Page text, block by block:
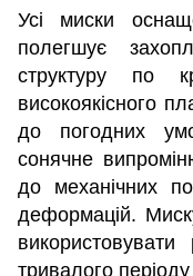
Усі миски
полегшує
структуру по
високоякісного
до погодних
сонячне
до механічних
деформацій.
тривалого